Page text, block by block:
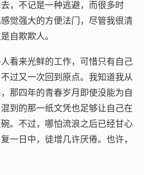
，不记是一种逃避，而很多时
觉强大的方便法门，尽管我很清
自欺欺人。
看来光鲜的工作，可惜只有自己
过又一次回到原点。我知道我从
那四年的青春岁月即使没能为自
到的那一纸文凭也足够让自己在
。不过，哪怕流浪之后已经甘心
一日中，徒增几许厌倦。也许，